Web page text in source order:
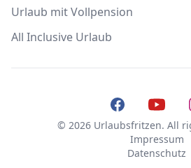
Urlaub mit Vollpension
All Inclusive Urlaub
Facebook
© 2026 Urlaubsfritzen. All
Impressum
Datenschutz